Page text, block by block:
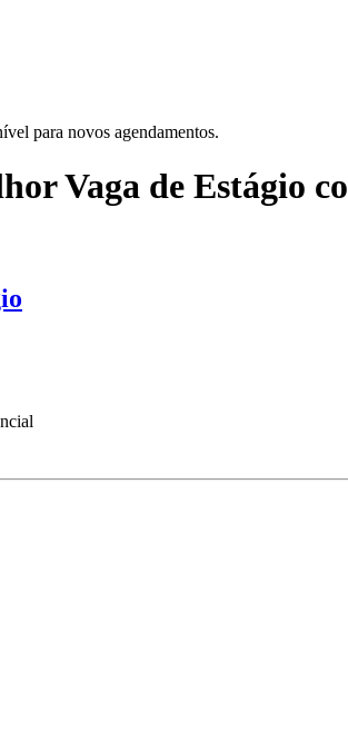
para novos agendamentos.
Vaga de Estágio